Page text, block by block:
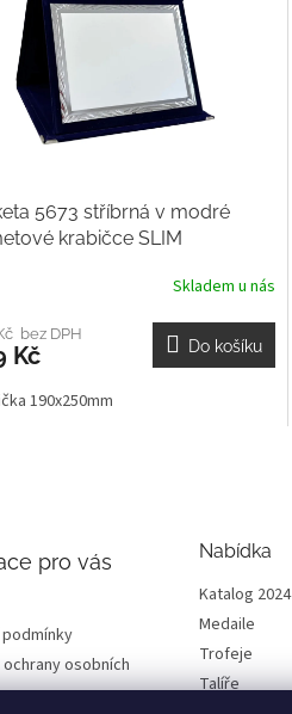
5673 stříbrná v modré
krabičce SLIM
Skladem u nás
bez DPH
Kč Do košíku
190x250mm
pro vás
osobních
Nabídka
Katalog 2024
Medaile
Trofeje
Talíře